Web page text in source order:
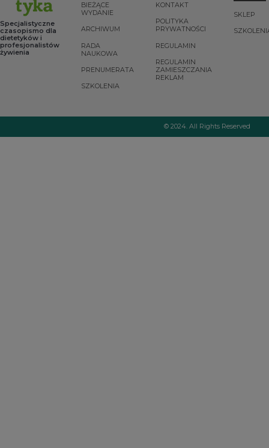
Specjalistyczne
czasopismo dla
dietetyków i
profesjonalistów
żywienia
BIEŻĄCE
WYDANIE
ARCHIWUM
RADA
NAUKOWA
PRENUMERATA
SZKOLENIA
KONTAKT
POLITYKA
PRYWATNOŚCI
REGULAMIN
REGULAMIN
ZAMIESZCZANIA
REKLAM
SKLEP
© 2024. All Rights Reserved